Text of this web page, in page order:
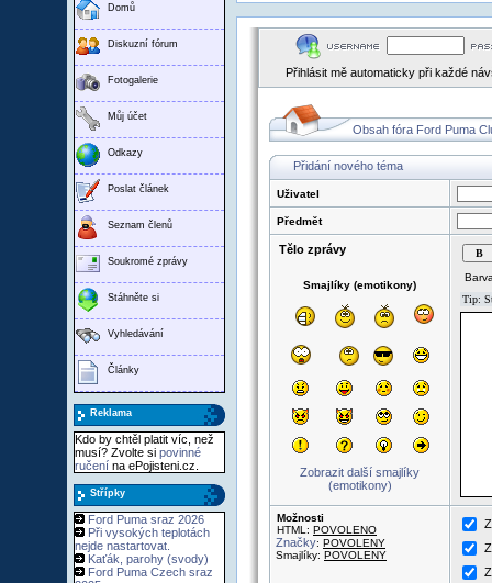
Domů
Diskuzní fórum
Fotogalerie
Můj účet
Odkazy
Poslat článek
Seznam členů
Soukromé zprávy
Stáhněte si
Vyhledávání
Články
Reklama
Kdo by chtěl platit víc, než
musí? Zvolte si povinné
ručení na ePojisteni.cz.
Střípky
Ford Puma sraz 2026
Při vysokých teplotách
nejde nastartovat.
Kaťák, parohy (svody)
Ford Puma Czech sraz
Přihlásit mě automaticky při každé
Obsah fóra Ford Puma
Přidání nového téma
Uživatel
Předmět
Tělo zprávy
Smajlíky (emotikony)
Zobrazit další smajlíky
(emotikony)
Možnosti
HTML: POVOLENO
Značky: POVOLENY
Smajlíky: POVOLENY